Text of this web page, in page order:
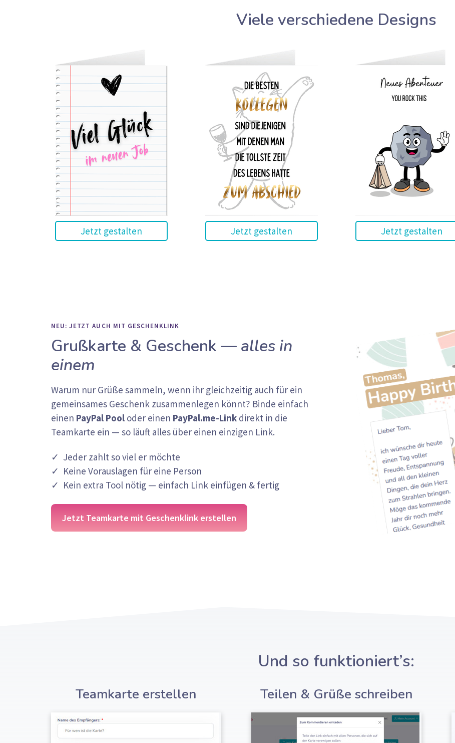
Viele verschiedene Designs
Jetzt gestalten Jetzt gestalten Jetzt gestalten
NEU: JETZT AUCH MIT GESCHENKLINK
Grußkarte & Geschenk — alles in
einem
Warum nur Grüße sammeln, wenn ihr gleichzeitig auch für ein
gemeinsames Geschenk zusammenlegen könnt? Binde einfach
einen PayPal Pool oder einen PayPal.me-Link direkt in die
Teamkarte ein — so läuft alles über einen einzigen Link.
✓ Jeder zahlt so viel er möchte
✓ Keine Vorauslagen für eine Person
✓ Kein extra Tool nötig — einfach Link einfügen & fertig
Jetzt Teamkarte mit Geschenklink erstellen
Und so funktioniert’s:
Teamkarte erstellen Teilen & Grüße schreiben